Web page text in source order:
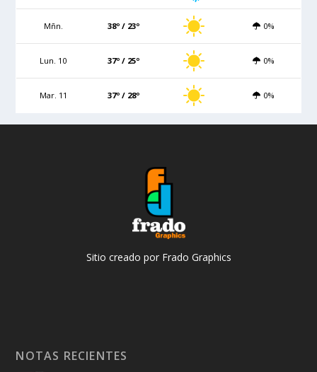
Mñn. 38º / 23º 0%
Lun. 10 37º / 25º 0%
Mar. 11 37º / 28º 0%
Sitio creado por Frado Graphics
NOTAS RECIENTES